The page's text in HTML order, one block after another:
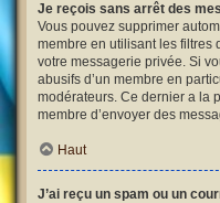
Je reçois sans arrêt des
Vous pouvez supprimer
membre en utilisant les filtres
votre messagerie privée. Si
abusifs d’un membre en
modérateurs. Ce dernier a la
membre d’envoyer des
Haut
J’ai reçu un spam ou un